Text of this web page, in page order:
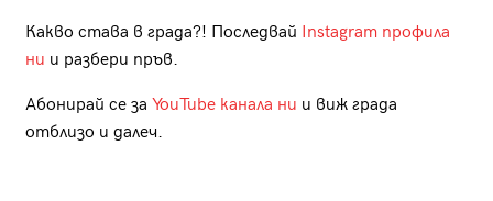
Какво става в града?! Последвай Instagram профила
ни и разбери пръв.
Абонирай се за YouTube канала ни и виж града
отблизо и далеч.